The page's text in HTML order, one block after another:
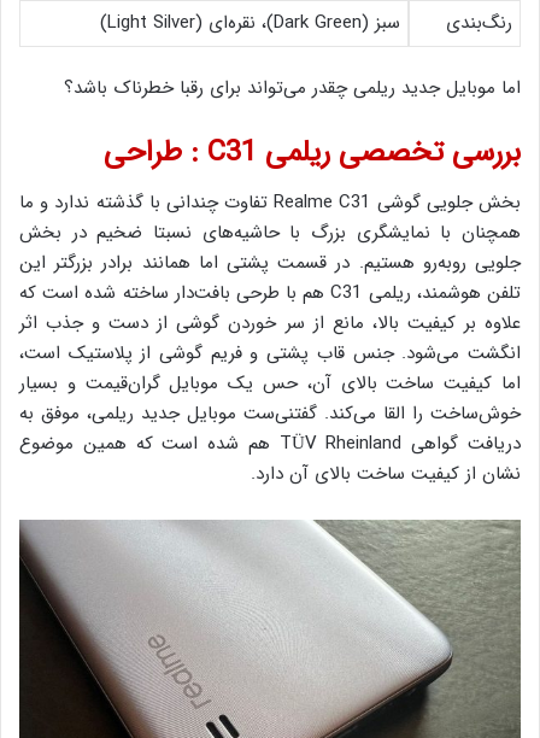
رنگ‌بندی سبز (Dark Green)، نقره‌ای (Light Silver)
اما موبایل جدید ریلمی چقدر می‌تواند برای رقبا خطرناک باشد؟
بررسی تخصصی ریلمی C31 : طراحی
بخش جلویی گوشی Realme C31 تفاوت چندانی با گذشته ندارد و ما
همچنان با نمایشگری بزرگ با حاشیه‌های نسبتا ضخیم در بخش
جلویی روبه‌رو هستیم. در قسمت پشتی اما همانند برادر بزرگتر این
تلفن هوشمند، ریلمی C31 هم با طرحی بافت‌دار ساخته شده است که
علاوه بر کیفیت بالا، مانع از سر خوردن گوشی از دست و جذب اثر
انگشت می‌شود. جنس قاب پشتی و فریم گوشی از پلاستیک است،
اما کیفیت ساخت بالای آن، حس یک موبایل گران‌قیمت و بسیار
خوش‌ساخت را القا می‌کند. گفتنی‌ست موبایل جدید ریلمی، موفق به
دریافت گواهی TÜV Rheinland هم شده است که همین موضوع
نشان از کیفیت ساخت بالای آن دارد.